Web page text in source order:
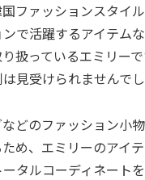
ファッションスタイ
で活躍するアイテム
扱っているエミリー
見受けられませんでし
どのファッション小
め、エミリーのアイ
タルコーディネート